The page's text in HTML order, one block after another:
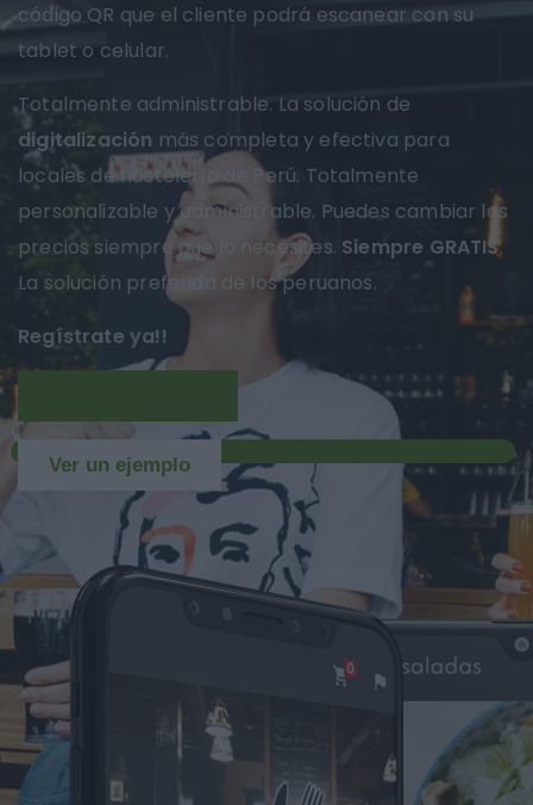
código QR que el cliente podrá escanear con su
tablet o celular.
Totalmente administrable. La solución de
digitalización más completa y efectiva para
locales de hostelería de Perú. Totalmente
personalizable y administrable. Puedes cambiar los
precios siempre que lo necesites. Siempre GRATIS.
La solución preferida de los peruanos.
Regístrate ya!!
Ver un ejemplo